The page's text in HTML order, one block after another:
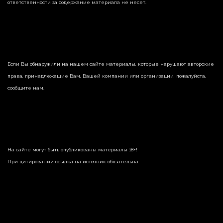
ответственности за содержание материала не несет.
Если Вы обнаружили на нашем сайте материалы, которые нарушают авторские
права, принадлежащие Вам, Вашей компании или организации, пожалуйста,
сообщите нам.
На сайте могут быть опубликованы материалы 18+!
При цитировании ссылка на источник обязательна.